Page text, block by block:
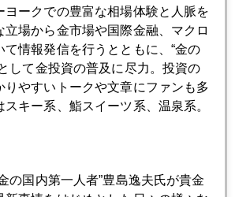
安、株・金下落に波及
・イランの対立
ヨークでの豊富な相場体験と人脈を
立場から金市場や国際金融、マクロ
て情報発信を行うとともに、“金の
して金投資の普及に尽力。投資の
りやすいトークや文章にファンも多
スキー系、鮨スイーツ系、温泉系。
の国内第一人者”豊島逸夫氏が貴金